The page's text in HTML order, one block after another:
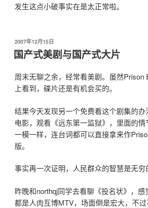
发生这点小破事实在是太正常啦。
发
布
于
2007年12月15日
国产式美剧与国产式大片
周末无聊之余，经常看美剧。虽然Prison
上看到，碟片还是有机会买的。
结果今天发现另一个免费看这个剧集的
电影，观看《远东第一监狱》，里面的
一模一样，连台词都可以直接拿来作
版。
事实再一次证明，人民群众的智慧是无穷
昨晚和northqj同学去看聊《投名状》，感
都是人肉互博MTV，场面倒是宏大，不